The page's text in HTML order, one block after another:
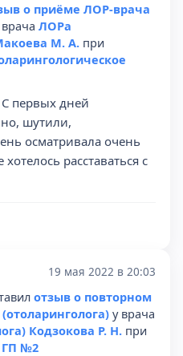
о приёме ЛОР-врача
ЛОРа
М. А. при
первых дней
шутили,
осматривала очень
расставаться с
19 мая 2022 в 20:03
отзыв о повторном
у врача
Кодзокова Р. Н. при
№2